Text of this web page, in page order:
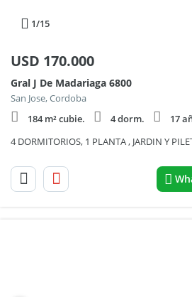
1/15
USD 170.000
Gral J De Madariaga 6800
San Jose, Cordoba
184 m² cubie.
4 dorm.
17
4 DORMITORIOS, 1 PLANTA , JARDIN Y